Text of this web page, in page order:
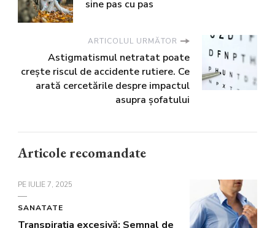
sine pas cu pas
ARTICOLUL URMĂTOR
Astigmatismul netratat poate
crește riscul de accidente rutiere. Ce
arată cercetările despre impactul
asupra șofatului
Articole recomandate
PE IULIE 7, 2025
SANATATE
Transpirația excesivă: Semnal de